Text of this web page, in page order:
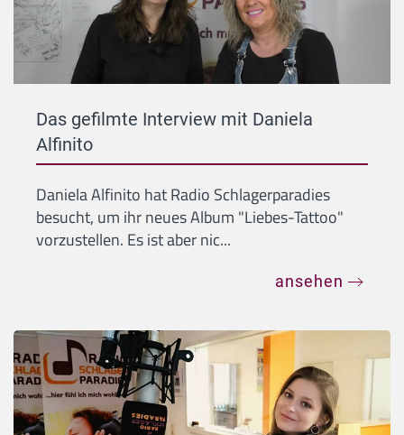
Das gefilmte Interview mit Daniela
Alfinito
Daniela Alfinito hat Radio Schlagerparadies
besucht, um ihr neues Album "Liebes-Tattoo"
vorzustellen. Es ist aber nic...
ansehen